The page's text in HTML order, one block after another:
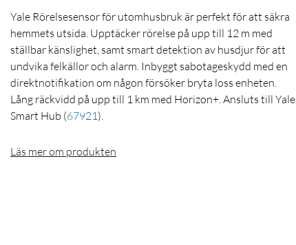
Yale Rörelsesensor för utomhusbruk är perfekt för att säkra
hemmets utsida. Upptäcker rörelse på upp till 12 m med
ställbar känslighet, samt smart detektion av husdjur för att
undvika felkällor och alarm. Inbyggt sabotageskydd med en
direktnotifikation om någon försöker bryta loss enheten.
Lång räckvidd på upp till 1 km med Horizon+. Ansluts till Yale
Smart Hub (67921).
Läs mer om produkten